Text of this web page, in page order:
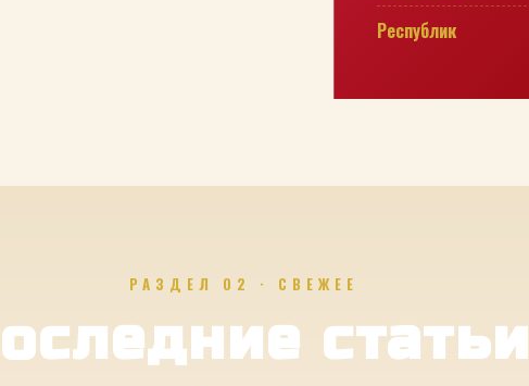
Республик
РАЗДЕЛ 02 · СВЕЖЕЕ
статьи